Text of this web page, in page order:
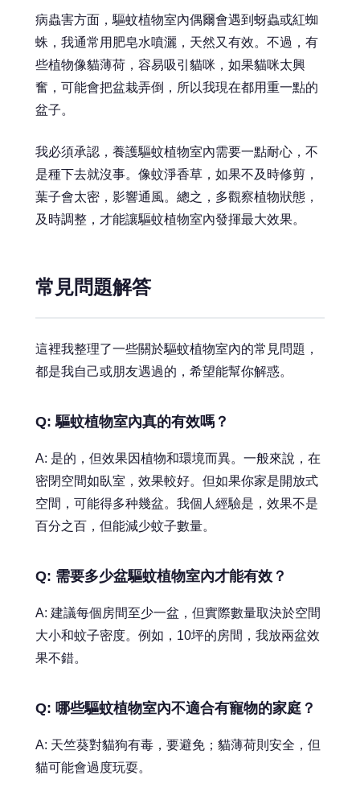
病蟲害方面，驅蚊植物室內偶爾會遇到蚜蟲或紅蜘
蛛，我通常用肥皂水噴灑，天然又有效。不過，有
些植物像貓薄荷，容易吸引貓咪，如果貓咪太興
奮，可能會把盆栽弄倒，所以我現在都用重一點的
盆子。
我必須承認，養護驅蚊植物室內需要一點耐心，不
是種下去就沒事。像蚊淨香草，如果不及時修剪，
葉子會太密，影響通風。總之，多觀察植物狀態，
及時調整，才能讓驅蚊植物室內發揮最大效果。
常見問題解答
這裡我整理了一些關於驅蚊植物室內的常見問題，
都是我自己或朋友遇過的，希望能幫你解惑。
Q: 驅蚊植物室內真的有效嗎？
A: 是的，但效果因植物和環境而異。一般來說，在
密閉空間如臥室，效果較好。但如果你家是開放式
空間，可能得多种幾盆。我個人經驗是，效果不是
百分之百，但能減少蚊子數量。
Q: 需要多少盆驅蚊植物室內才能有效？
A: 建議每個房間至少一盆，但實際數量取決於空間
大小和蚊子密度。例如，10坪的房間，我放兩盆效
果不錯。
Q: 哪些驅蚊植物室內不適合有寵物的家庭？
A: 天竺葵對貓狗有毒，要避免；貓薄荷則安全，但
貓可能會過度玩耍。